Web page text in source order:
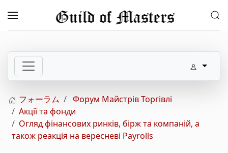
メインコンテンツへスキップ
フォーラム
Форум Майстрів Торгівлі
Акції та фонди
Огляд фінансових ринків, бірж та компаній, а
також реакція на вересневі Payrolls